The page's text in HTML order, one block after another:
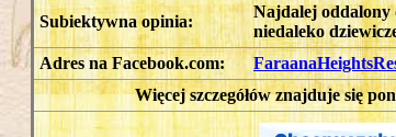
Subiektywna opinia:
Najdalej oddalony
niedaleko
Adres na Facebook.com:
Więcej szczegółów znajduje się